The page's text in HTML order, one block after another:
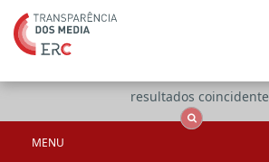
resultados
MENU